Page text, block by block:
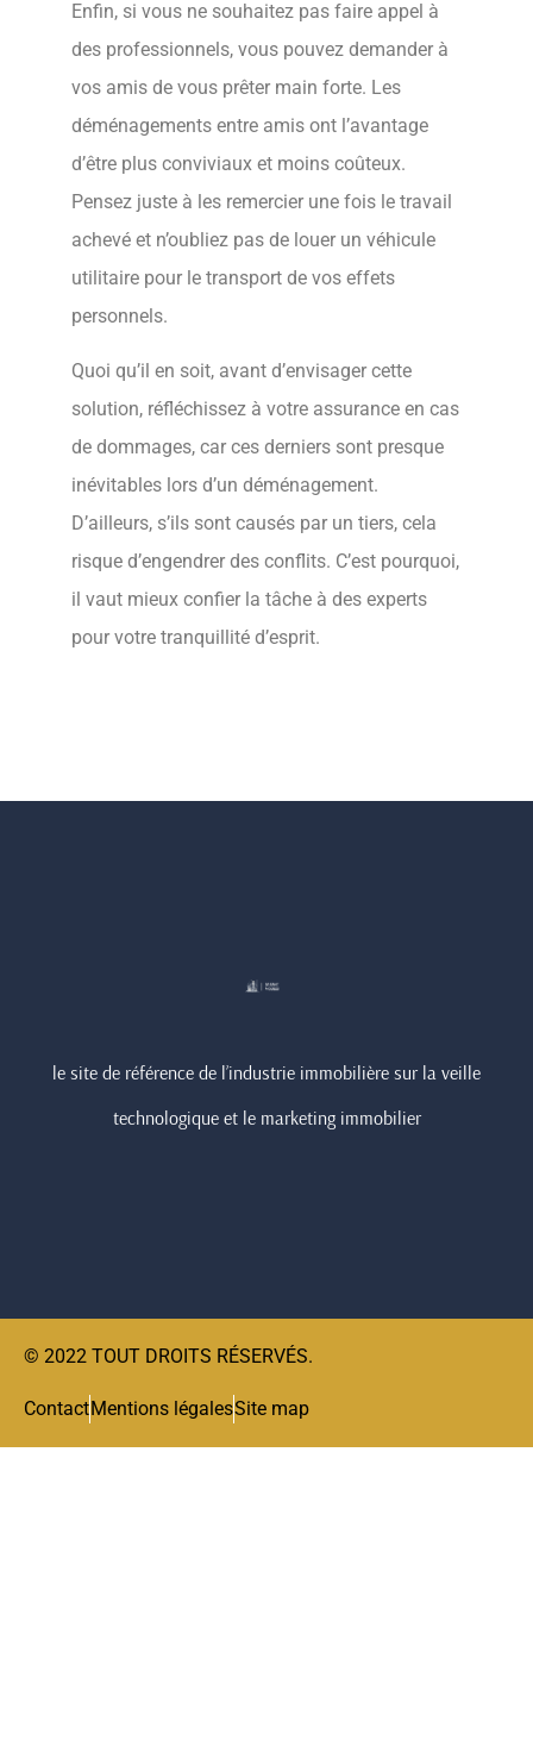
Enfin, si vous ne souhaitez pas faire appel à
des professionnels, vous pouvez demander à
vos amis de vous prêter main forte. Les
déménagements entre amis ont l’avantage
d’être plus conviviaux et moins coûteux.
Pensez juste à les remercier une fois le travail
achevé et n’oubliez pas de louer un véhicule
utilitaire pour le transport de vos effets
personnels.
Quoi qu’il en soit, avant d’envisager cette
solution, réfléchissez à votre assurance en cas
de dommages, car ces derniers sont presque
inévitables lors d’un déménagement.
D’ailleurs, s’ils sont causés par un tiers, cela
risque d’engendrer des conflits. C’est pourquoi,
il vaut mieux confier la tâche à des experts
pour votre tranquillité d’esprit.
le site de référence de l’industrie immobilière sur la veille
technologique et le marketing immobilier
© 2022 TOUT DROITS RÉSERVÉS.
ContactMentions légalesSite map